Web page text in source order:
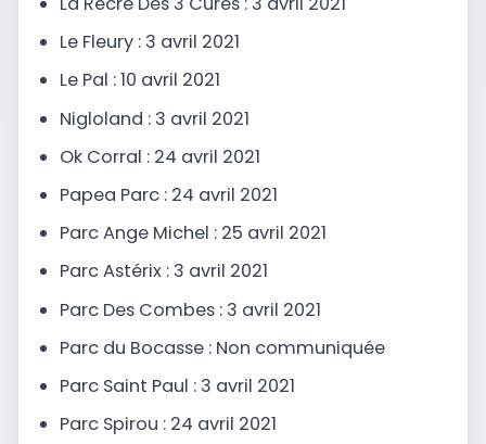
Le Fleury : 3 avril 2021
Le Pal : 10 avril 2021
Nigloland : 3 avril 2021
Ok Corral : 24 avril 2021
Papea Parc : 24 avril 2021
Parc Ange Michel : 25 avril 2021
Parc Astérix : 3 avril 2021
Parc Des Combes : 3 avril 2021
Parc du Bocasse : Non communiquée
Parc Saint Paul : 3 avril 2021
Parc Spirou : 24 avril 2021